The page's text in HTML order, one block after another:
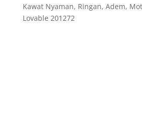
Kawat Nyaman, Ringan, Adem,
Lovable 201272